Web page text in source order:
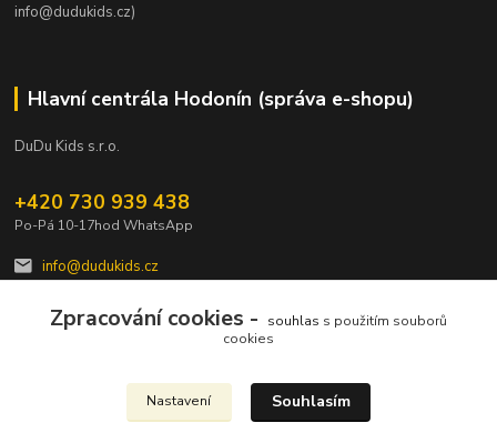
info@dudukids.cz)
Hlavní centrála Hodonín (správa e-shopu)
DuDu Kids s.r.o.
+420 730 939 438
Po-Pá 10-17hod WhatsApp
info@dudukids.cz
Upravit sběr cookies.
Zpracování cookies - souhlas s použitím souborů
cookies
Nastavení Souhlasím